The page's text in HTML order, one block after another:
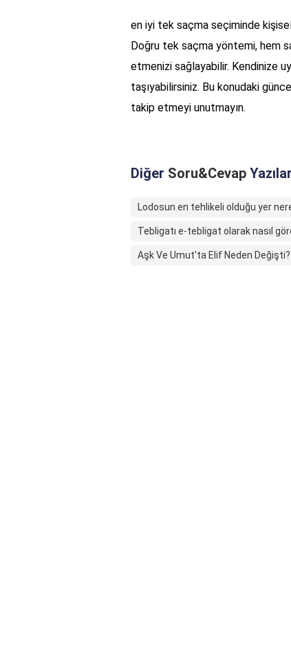
en iyi tek saçma seçiminde
Doğru tek saçma yöntemi, hem
etmenizi sağlayabilir. Kendinize
taşıyabilirsiniz. Bu konudaki
takip etmeyi unutmayın.
Diğer Soru&Cevap
Lodosun en tehlikeli olduğu yer
Tebligatı e-tebligat olarak nasıl
Aşk Ve Umut'ta Elif Neden Değişti?